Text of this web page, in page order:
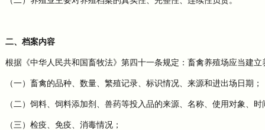
二、档案内容
根据《中华人民共和国畜牧法》第四十一条规定：畜禽养殖场应当建
（一）畜禽的品种、数量、繁殖记录、标识情况、来源和进出场日期；
（二）饲料、饲料添加剂、兽药等投入品的来源、名称、使用对象、时
（三）检疫、免疫、消毒情况；